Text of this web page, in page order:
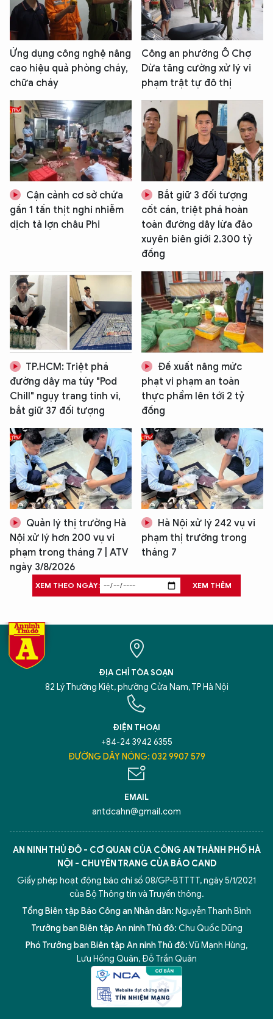
Ứng dụng công nghệ nâng
cao hiệu quả phòng cháy,
chữa cháy
Công an phường Ô Chợ
Dừa tăng cường xử lý vi
phạm trật tự đô thị
Cận cảnh cơ sở chứa
gần 1 tấn thịt nghi nhiễm
dịch tả lợn châu Phi
Bắt giữ 3 đối tượng
cốt cán, triệt phá hoàn
toàn đường dây lừa đảo
xuyên biên giới 2.300 tỷ
đồng
TP.HCM: Triệt phá
đường dây ma túy "Pod
Chill" ngụy trang tinh vi,
bắt giữ 37 đối tượng
Đề xuất nâng mức
phạt vi phạm an toàn
thực phẩm lên tới 2 tỷ
đồng
Quản lý thị trường Hà
Nội xử lý hơn 200 vụ vi
phạm trong tháng 7 | ATV
ngày 3/8/2026
Hà Nội xử lý 242 vụ vi
phạm thị trường trong
tháng 7
XEM THEO NGÀY: XEM THÊM
ĐỊA CHỈ TÒA SOẠN
82 Lý Thường Kiệt, phường Cửa Nam, TP Hà Nội
ĐIỆN THOẠI
+84-24 3942 6355
ĐƯỜNG DÂY NÓNG: 032 9907 579
EMAIL
antdcahn@gmail.com
AN NINH THỦ ĐÔ - CƠ QUAN CỦA CÔNG AN THÀNH PHỐ HÀ
NỘI - CHUYÊN TRANG CỦA BÁO CAND
Giấy phép hoạt động báo chí số 08/GP-BTTTT, ngày 5/1/2021
của Bộ Thông tin và Truyền thông.
Tổng Biên tập Báo Công an Nhân dân: Nguyễn Thanh Bình
Trưởng ban Biên tập An ninh Thủ đô: Chu Quốc Dũng
Phó Trưởng ban Biên tập An ninh Thủ đô:Vũ Mạnh Hùng,
Lưu Hồng Quân, Đỗ Trần Quân
5 điểm nghẽn của Hà Nội giải pháp xử lý điểm nghẽn của